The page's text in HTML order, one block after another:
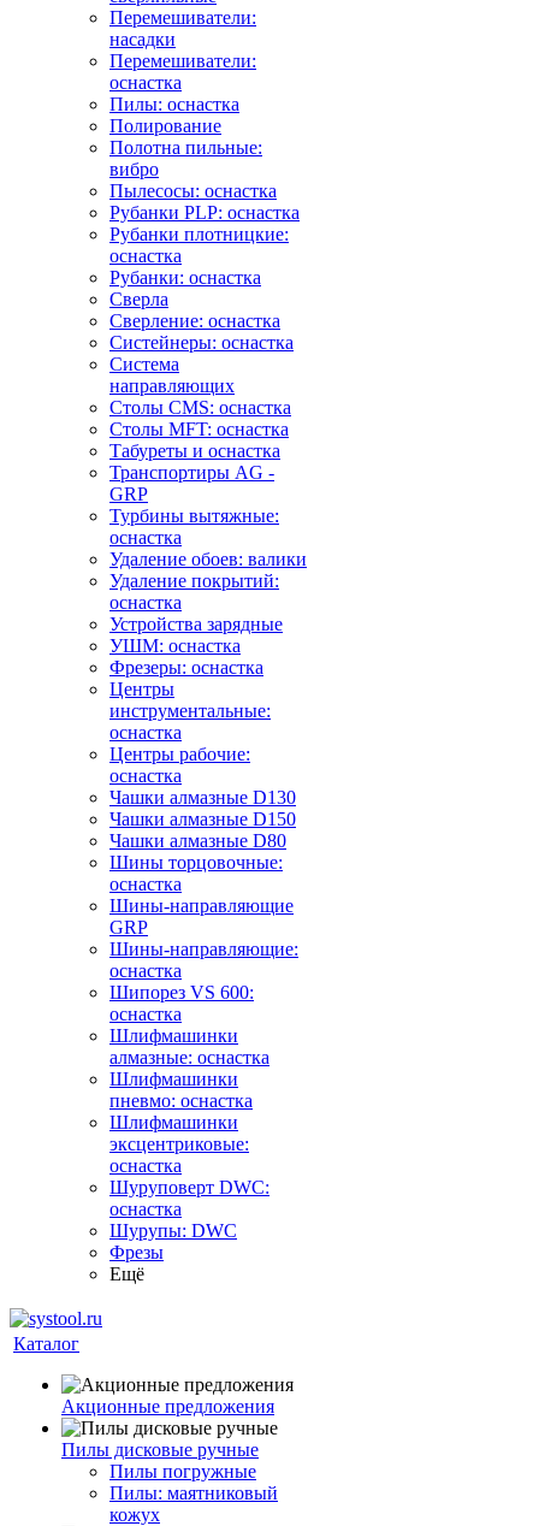
Перемешиватели:
насадки
Перемешиватели:
оснастка
Пилы: оснастка
Полирование
Полотна пильные:
вибро
Пылесосы: оснастка
Рубанки PLP: оснастка
Рубанки плотницкие:
оснастка
Рубанки: оснастка
Сверла
Сверление: оснастка
Систейнеры: оснастка
Система
направляющих
Столы CMS: оснастка
Столы MFT: оснастка
Табуреты и оснастка
Транспортиры AG -
GRP
Турбины вытяжные:
оснастка
Удаление обоев: валики
Удаление покрытий:
оснастка
Устройства зарядные
УШМ: оснастка
Фрезеры: оснастка
Центры
инструментальные:
оснастка
Центры рабочие:
оснастка
Чашки алмазные D130
Чашки алмазные D150
Чашки алмазные D80
Шины торцовочные:
оснастка
Шины-направляющие
GRP
Шины-направляющие:
оснастка
Шипорез VS 600:
оснастка
Шлифмашинки
алмазные: оснастка
Шлифмашинки
пневмо: оснастка
Шлифмашинки
эксцентриковые:
оснастка
Шуруповерт DWC:
оснастка
Шурупы: DWC
Фрезы
Ещё
Каталог
Акционные предложения
Пилы дисковые ручные
Пилы погружные
Пилы: маятниковый
кожух